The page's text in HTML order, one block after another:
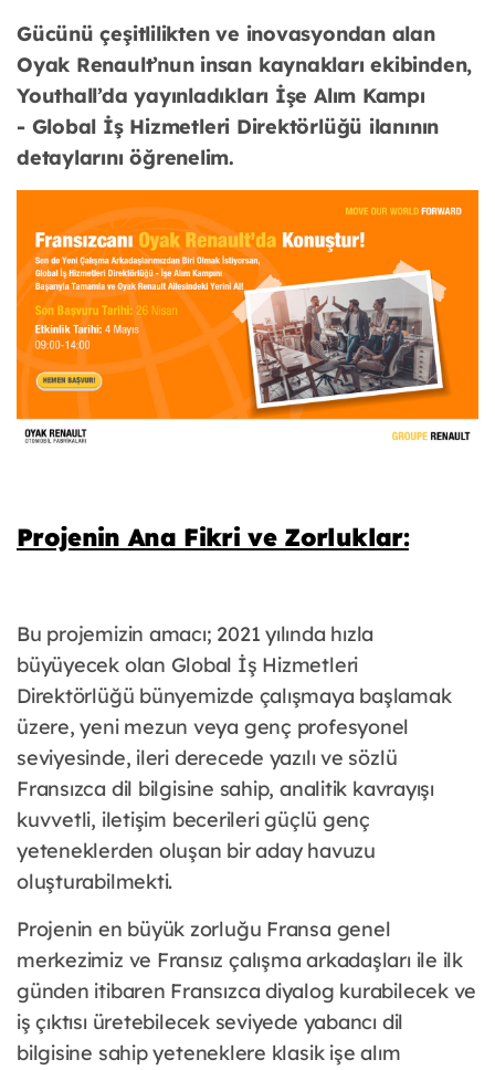
Gücünü çeşitlilikten ve inovasyondan alan
Oyak Renault’nun insan kaynakları ekibinden,
Youthall’da yayınladıkları İşe Alım Kampı
- Global İş Hizmetleri Direktörlüğü ilanının
detaylarını öğrenelim.
Projenin Ana Fikri ve Zorluklar:
Bu projemizin amacı; 2021 yılında hızla
büyüyecek olan Global İş Hizmetleri
Direktörlüğü bünyemizde çalışmaya başlamak
üzere, yeni mezun veya genç profesyonel
seviyesinde, ileri derecede yazılı ve sözlü
Fransızca dil bilgisine sahip, analitik kavrayışı
kuvvetli, iletişim becerileri güçlü genç
yeteneklerden oluşan bir aday havuzu
oluşturabilmekti.
Projenin en büyük zorluğu Fransa genel
merkezimiz ve Fransız çalışma arkadaşları ile ilk
günden itibaren Fransızca diyalog kurabilecek ve
iş çıktısı üretebilecek seviyede yabancı dil
bilgisine sahip yeteneklere klasik işe alım